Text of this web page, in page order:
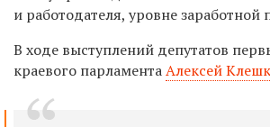
и работодателя, уровне заработной
В ходе выступлений депутатов
краевого парламентаАлексей